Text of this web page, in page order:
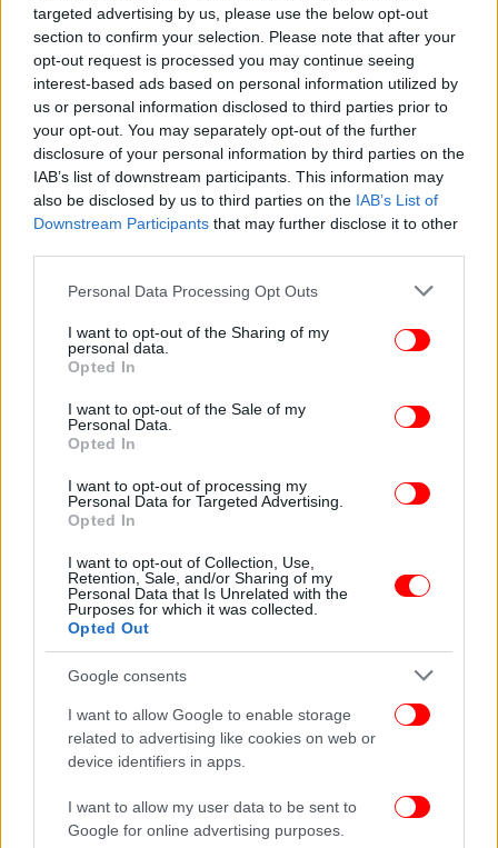
targeted advertising by us, please use the below opt-out
section to confirm your selection. Please note that after your
opt-out request is processed you may continue seeing
interest-based ads based on personal information utilized by
us or personal information disclosed to third parties prior to
your opt-out. You may separately opt-out of the further
disclosure of your personal information by third parties on the
IAB’s list of downstream participants. This information may
also be disclosed by us to third parties on the IAB’s List of
Downstream Participants that may further disclose it to other
Please note that this website/app uses one or more Google
not limited to your visit or usage behaviour. You may click to
grant or deny consent to Google and its third-party tags to
use your data for below specified purposes in below Google
consent section.
Personal Data Processing Opt Outs
I want to opt-out of the Sharing of my
personal data.
Opted In
I want to opt-out of the Sale of my
Personal Data.
Opted In
I want to opt-out of processing my
Personal Data for Targeted Advertising.
Opted In
I want to opt-out of Collection, Use,
Retention, Sale, and/or Sharing of my
Personal Data that Is Unrelated with the
Purposes for which it was collected.
Opted Out
Google consents
I want to allow Google to enable storage
related to advertising like cookies on web or
device identifiers in apps.
I want to allow my user data to be sent to
Google for online advertising purposes.
Το πρόγραμμα Future Frames που υποστηρίζεται από την Allwyn